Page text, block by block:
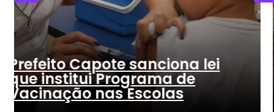
Barras discute
turismo regional com
municípios que compõem
Polo das Águas